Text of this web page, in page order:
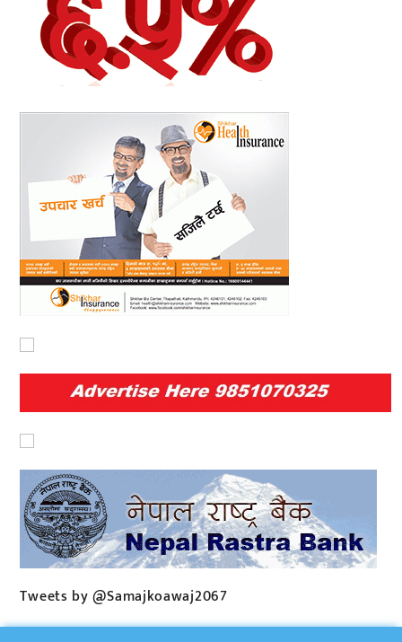
Tweets by @Samajkoawaj2067